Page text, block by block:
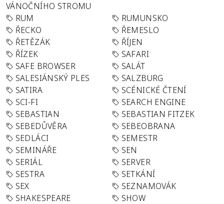
VÁNOČNÍHO STROMU
RUM
RUMUNSKO
ŘECKO
ŘEMESLO
ŘETĚZÁK
ŘÍJEN
ŘÍZEK
SAFARI
SAFE BROWSER
SALÁT
SALESIÁNSKÝ PLES
SALZBURG
SATIRA
SCÉNICKÉ ČTENÍ
SCI-FI
SEARCH ENGINE
SEBASTIAN
SEBASTIAN FITZEK
SEBEDŮVĚRA
SEBEOBRANA
SEDLÁCI
SEMESTR
SEMINÁŘE
SEN
SERIÁL
SERVER
SESTRA
SETKÁNÍ
SEX
SEZNAMOVÁK
SHAKESPEARE
SHOW